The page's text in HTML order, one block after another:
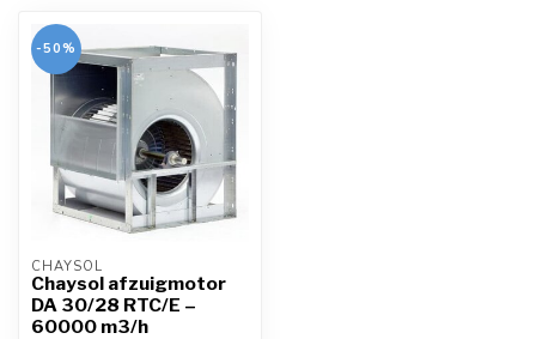
-50%
CHAYSOL
Chaysol afzuigmotor
DA 30/28 RTC/E –
60000 m3/h